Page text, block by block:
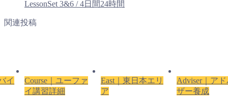
LessonSet 3&6 / 4日間24時間
関連投稿
イ
Course｜ユーファ
イ講習詳細
East｜東日本エリ
ア
Adviser｜ア
ザー養成